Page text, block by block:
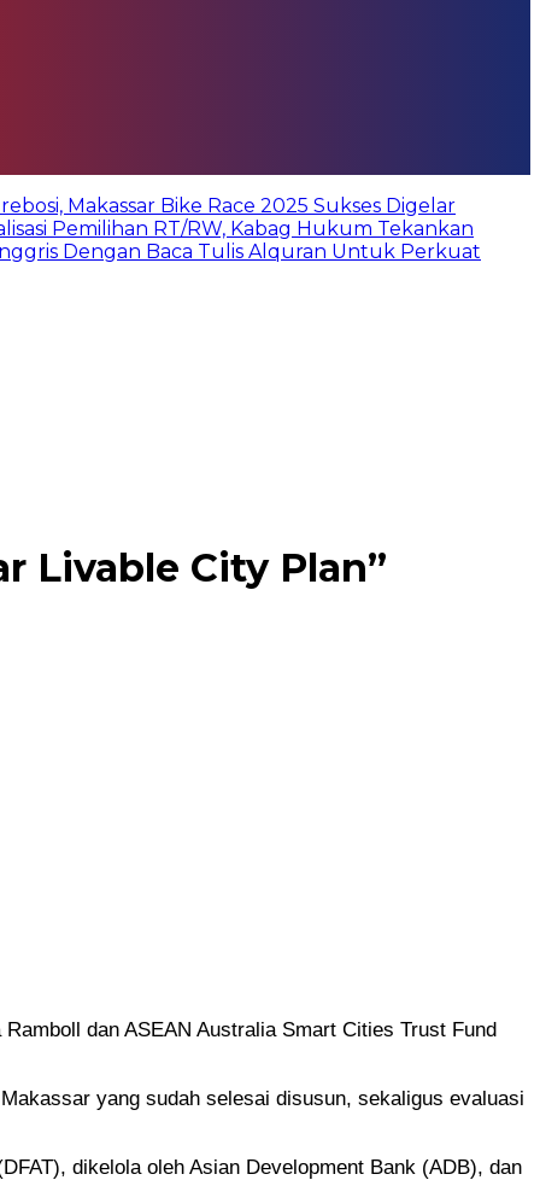
Makassar Bike Race 2025 Sukses Digelar
Pemilihan RT/RW, Kabag Hukum Tekankan
Dengan Baca Tulis Alquran Untuk Perkuat
Livable City Plan”
dan ASEAN Australia Smart Cities Trust Fund
yang sudah selesai disusun, sekaligus evaluasi
dikelola oleh Asian Development Bank (ADB), dan